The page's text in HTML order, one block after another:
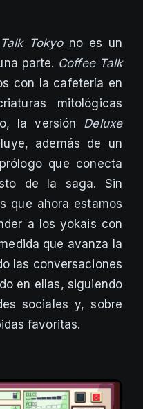
Tokyono es un
parte. Coffee Talk
con la cafetería en
mitológicas
la versión Deluxe
además de un
que conecta
de la saga. Sin
que ahora estamos
a los yokais con
que avanza la
las conversaciones
en ellas, siguiendo
sociales y, sobre
favoritas.